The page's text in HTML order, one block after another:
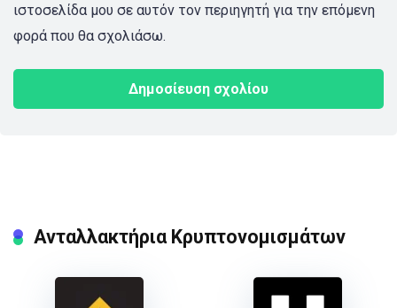
ιστοσελίδα μου σε αυτόν τον περιηγητή για την επόμενη
φορά που θα σχολιάσω.
Ανταλλακτήρια Κρυπτονομισμάτων